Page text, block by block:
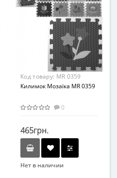
От 2-х лет
Код товару: MR 0359
Килимок Мозаїка MR 0359
0
465грн.
Нет в наличии